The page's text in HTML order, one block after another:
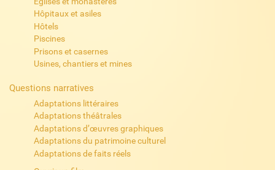
Hôpitaux et asiles
Hôtels
Piscines
Prisons et casernes
Usines, chantiers et mines
Questions narratives
Adaptations littéraires
Adaptations théâtrales
Adaptations d’œuvres graphiques
Adaptations du patrimoine culturel
Adaptations de faits réels